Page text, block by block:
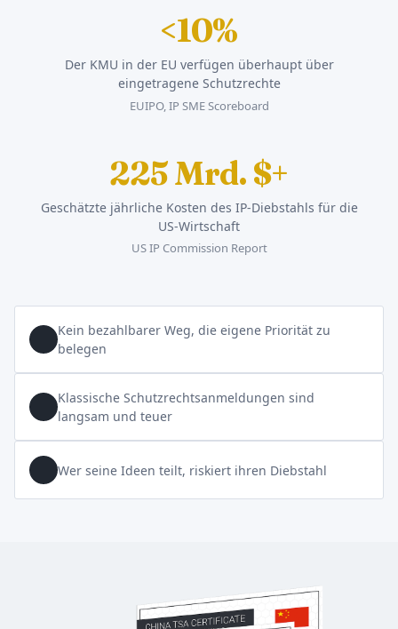
<10%
Der KMU in der EU verfügen überhaupt über
eingetragene Schutzrechte
EUIPO, IP SME Scoreboard
225 Mrd. $+
Geschätzte jährliche Kosten des IP-Diebstahls für die
US-Wirtschaft
US IP Commission Report
Kein bezahlbarer Weg, die eigene Priorität zu
belegen
Klassische Schutzrechtsanmeldungen sind
langsam und teuer
Wer seine Ideen teilt, riskiert ihren Diebstahl